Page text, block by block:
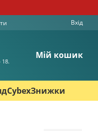
Вхід
18.
Мій кошик
CybexЗнижки